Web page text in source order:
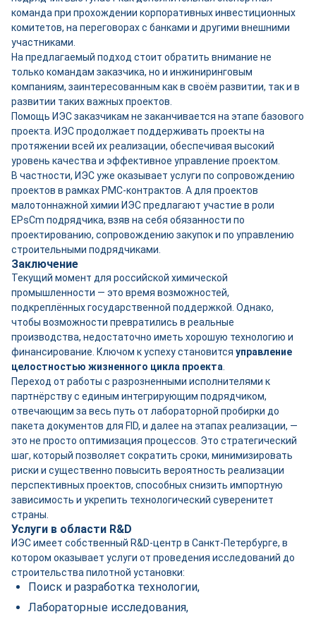
команда при прохождении корпоративных инвестиционных
комитетов, на переговорах с банками и другими внешними
участниками.
На предлагаемый подход стоит обратить внимание не
только командам заказчика, но и инжиниринговым
компаниям, заинтересованным как в своём развитии, так и в
развитии таких важных проектов.
Помощь ИЭС заказчикам не заканчивается на этапе базового
проекта. ИЭС продолжает поддерживать проекты на
протяжении всей их реализации, обеспечивая высокий
уровень качества и эффективное управление проектом.
В частности, ИЭС уже оказывает услуги по сопровождению
проектов в рамках PMC-контрактов. А для проектов
малотоннажной химии ИЭС предлагают участие в роли
EPsCm подрядчика, взяв на себя обязанности по
проектированию, сопровождению закупок и по управлению
строительными подрядчиками.
Заключение
Текущий момент для российской химической
промышленности — это время возможностей,
подкреплённых государственной поддержкой. Однако,
чтобы возможности превратились в реальные
производства, недостаточно иметь хорошую технологию и
финансирование. Ключом к успеху становится управление
целостностью жизненного цикла проекта
Переход от работы с разрозненными исполнителями к
партнёрству с единым интегрирующим подрядчиком,
отвечающим за весь путь от лабораторной пробирки до
пакета документов для FID, и далее на этапах реализации, —
это не просто оптимизация процессов. Это стратегический
шаг, который позволяет сократить сроки, минимизировать
риски и существенно повысить вероятность реализации
перспективных проектов, способных снизить импортную
зависимость и укрепить технологический суверенитет
страны.
Услуги в области R&D
ИЭС имеет собственный R&D-центр в Санкт-Петербурге, в
котором оказывает услуги от проведения исследований до
строительства пилотной установки:
Поиск и разработка технологии,
Лабораторные исследования,